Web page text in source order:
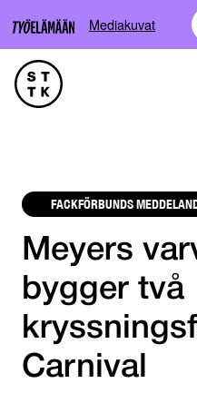
Mediakuvat
FACKFÖRBUNDS
Meyers
bygger två
Carnival